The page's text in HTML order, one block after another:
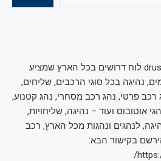
דרושים נהגים – drussimjobbs לוח דרושים בכל הארץ שמציע
נהיגה בכל סוגי הרכבים, שליחים,
רכב פרטי, נהג רכב מסחרי, נהג קטנוע,
אוטובוס ועוד – נהיגה, שליחויות,
לנהגים ונהגות מכל הארץ, רכב
בקישור הבא: